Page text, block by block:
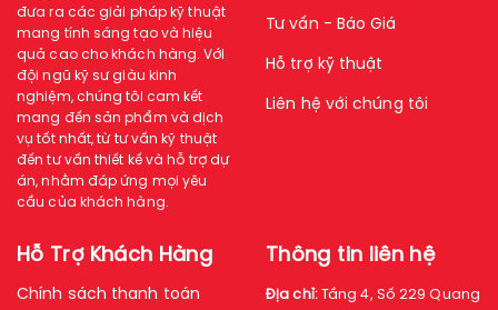
đưa ra các giải pháp kỹ thuật
mang tính sáng tạo và hiệu
quả cao cho khách hàng. Với
đội ngũ kỹ sư giàu kinh
nghiệm, chúng tôi cam kết
mang đến sản phẩm và dịch
vụ tốt nhất, từ tư vấn kỹ thuật
đến tư vấn thiết kế và hỗ trợ dự
án, nhằm đáp ứng mọi yêu
cầu của khách hàng.
Tư vấn - Báo Giá
Hỗ trợ kỹ thuật
Liên hệ với chúng tôi
Hỗ Trợ Khách Hàng
Chính sách thanh toán
Thông tin liên hệ
Địa chỉ:Tầng 4, Số 229 Quang